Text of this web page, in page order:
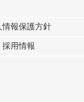
コンテンツや広告の
しています。
集した他の情報を組み
情報保護方針
採用情報